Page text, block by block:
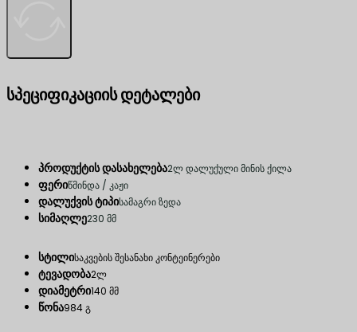
სპეციფიკაციის დეტალები
პროდუქტის დასახელება2ლ დალუქული მინის ქილა
ფერიწმინდა / კაჟი
დალუქვის ტიპისამაგრი ზედა
სიმაღლე230 მმ
სტილისაკვების შესანახი კონტეინერები
ტევადობა2ლ
დიამეტრი140 მმ
წონა984 გ